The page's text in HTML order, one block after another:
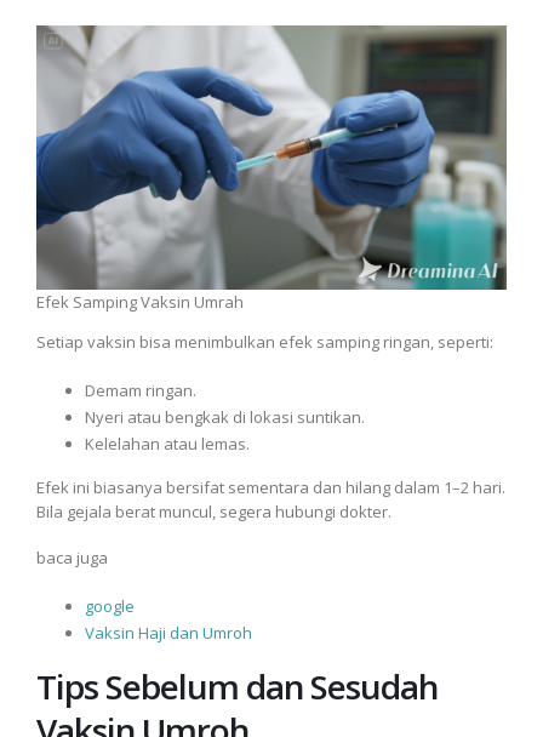
Efek Samping Vaksin Umrah
Setiap vaksin bisa menimbulkan efek samping ringan, seperti:
Demam ringan.
Nyeri atau bengkak di lokasi suntikan.
Kelelahan atau lemas.
Efek ini biasanya bersifat sementara dan hilang dalam 1–2 hari.
Bila gejala berat muncul, segera hubungi dokter.
baca juga
google
Vaksin Haji dan Umroh
Tips Sebelum dan Sesudah